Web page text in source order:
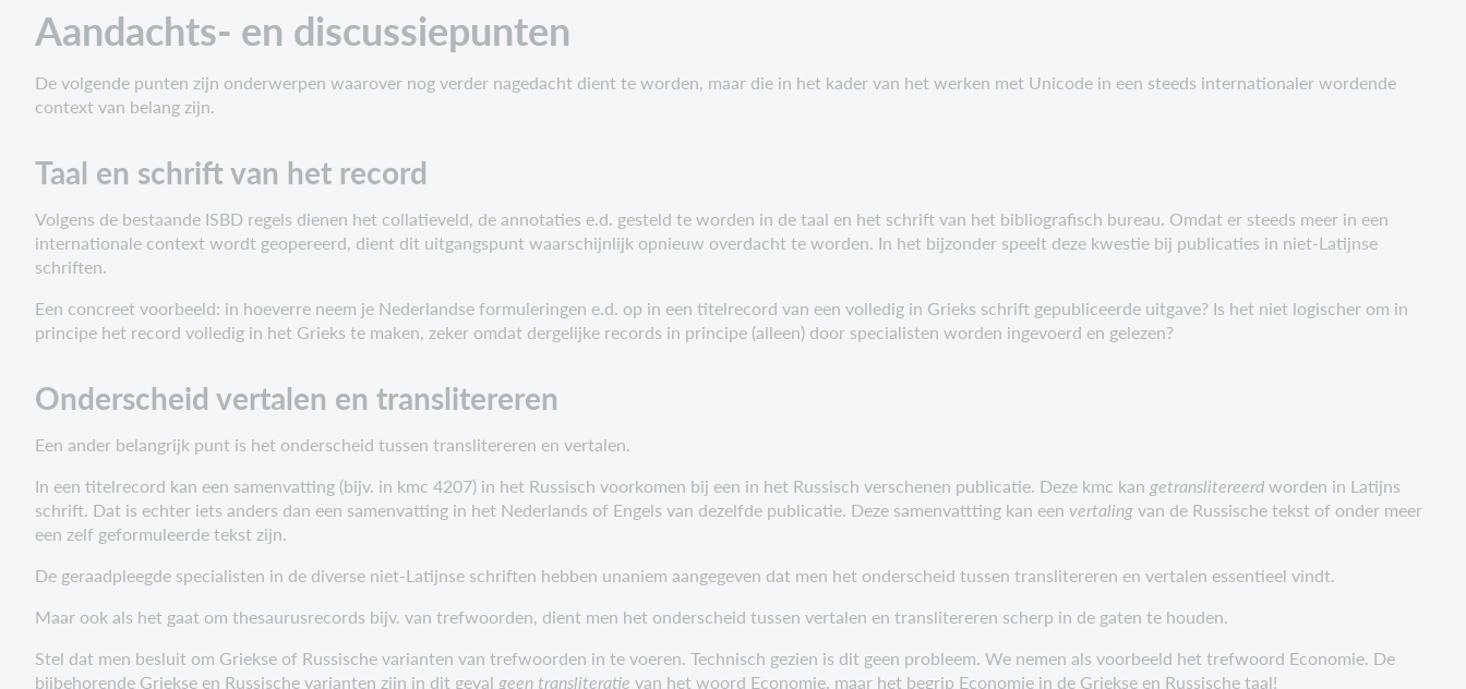
en
schrift
van
het
vertalen
translitereren
Onderscheid
schrift
en
taal
Aandachts- en discussiepunten
De volgende punten zijn onderwerpen waarover nog verder nagedacht dient te worden, maar die in het kader van het werken met Unicode in een steeds internationaler wordende
context van belang zijn.
Taal en schrift van het record
Volgens de bestaande ISBD regels dienen het collatieveld, de annotaties e.d. gesteld te worden in de taal en het schrift van het bibliografisch bureau. Omdat er steeds meer in een
internationale context wordt geopereerd, dient dit uitgangspunt waarschijnlijk opnieuw overdacht te worden. In het bijzonder speelt deze kwestie bij publicaties in niet-Latijnse
schriften.
Een concreet voorbeeld: in hoeverre neem je Nederlandse formuleringen e.d. op in een titelrecord van een volledig in Grieks schrift gepubliceerde uitgave? Is het niet logischer om in
principe het record volledig in het Grieks te maken, zeker omdat dergelijke records in principe (alleen) door specialisten worden ingevoerd en gelezen?
Onderscheid vertalen en translitereren
Een ander belangrijk punt is het onderscheid tussen translitereren en vertalen.
In een titelrecord kan een samenvatting (bijv. in kmc 4207) in het Russisch voorkomen bij een in het Russisch verschenen publicatie. Deze kmc kan getranslitereerdworden in Latijns
schrift. Dat is echter iets anders dan een samenvatting in het Nederlands of Engels van dezelfde publicatie. Deze samenvattting kan een vertalingvan de Russische tekst of onder meer
een zelf geformuleerde tekst zijn.
De geraadpleegde specialisten in de diverse niet-Latijnse schriften hebben unaniem aangegeven dat men het onderscheid tussen translitereren en vertalen essentieel vindt.
Maar ook als het gaat om thesaurusrecords bijv. van trefwoorden, dient men het onderscheid tussen vertalen en translitereren scherp in de gaten te houden.
Stel dat men besluit om Griekse of Russische varianten van trefwoorden in te voeren. Technisch gezien is dit geen probleem. We nemen als voorbeeld het trefwoord Economie. De
bijbehorende Griekse en Russische varianten zijn in dit geval geen transliteratie van het woord Economie, maar het begrip Economie in de Griekse en Russische taal!